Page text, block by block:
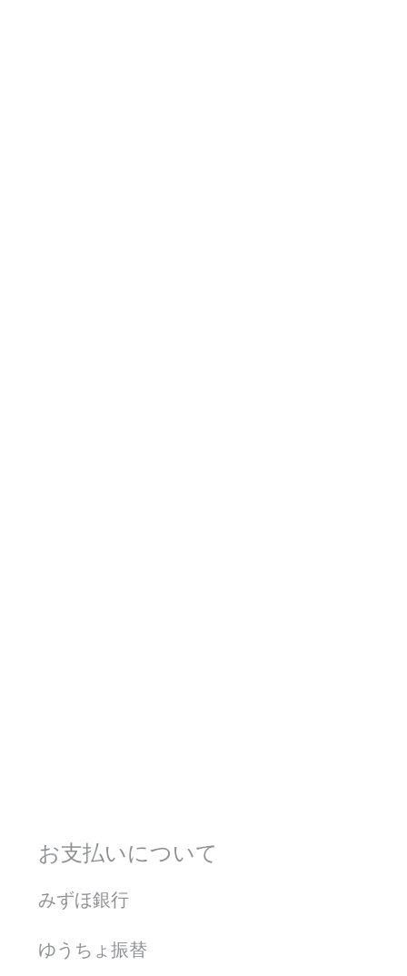
お支払いについて
みずほ銀行
ゆうちょ振替